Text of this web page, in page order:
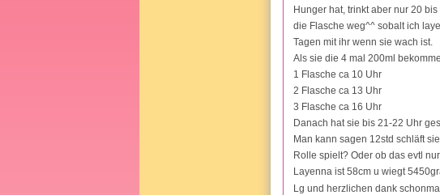
Hunger hat, trinkt aber nur 20
die Flasche weg^^ sobalt ich
Tagen mit ihr wenn sie wach ist.
Als sie die 4 mal 200ml
1 Flasche ca 10 Uhr
2 Flasche ca 13 Uhr
3 Flasche ca 16 Uhr
Danach hat sie bis 21-22 Uhr
Man kann sagen 12std schläft
Rolle spielt? Oder ob das evtl
Layenna ist 58cm u wiegt
Lg und herzlichen dank